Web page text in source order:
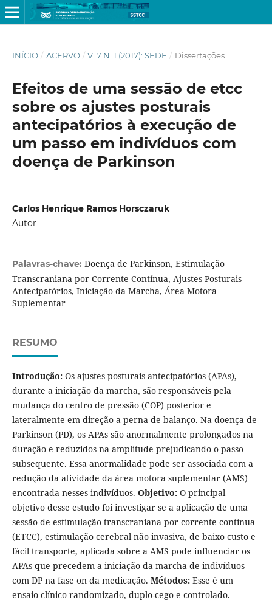
INÍCIO / ACERVO / V. 7 N. 1 (2017): SEDE / Dissertações
Efeitos de uma sessão de etcc
sobre os ajustes posturais
antecipatórios à execução de
um passo em indivíduos com
doença de Parkinson
Carlos Henrique Ramos Horsczaruk
Autor
Palavras-chave: Doença de Parkinson, Estimulação
Transcraniana por Corrente Contínua, Ajustes Posturais
Antecipatórios, Iniciação da Marcha, Área Motora
Suplementar
RESUMO
Introdução: Os ajustes posturais antecipatórios (APAs),
durante a iniciação da marcha, são responsáveis pela
mudança do centro de pressão (COP) posterior e
lateralmente em direção a perna de balanço. Na doença de
Parkinson (PD), os APAs são anormalmente prolongados na
duração e reduzidos na amplitude prejudicando o passo
subsequente. Essa anormalidade pode ser associada com a
redução da atividade da área motora suplementar (AMS)
encontrada nesses indivíduos. Objetivo:O principal
objetivo desse estudo foi investigar se a aplicação de uma
sessão de estimulação transcraniana por corrente contínua
(ETCC), estimulação cerebral não invasiva, de baixo custo e
fácil transporte, aplicada sobre a AMS pode influenciar os
APAs que precedem a iniciação da marcha de indivíduos
com DP na fase on da medicação. Métodos: Esse é um
ensaio clínico randomizado, duplo-cego e controlado.